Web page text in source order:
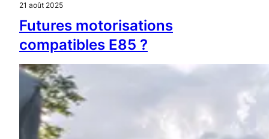
21 août 2025
Futures motorisations
compatibles E85 ?